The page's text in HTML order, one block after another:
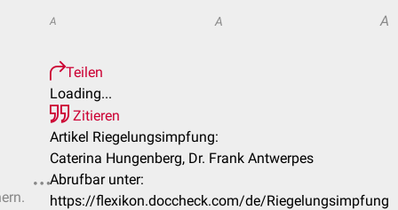
A A A
Teilen
Loading...
Zitieren
Artikel Riegelungsimpfung:
Caterina Hungenberg, Dr. Frank Antwerpes
Abrufbar unter:
https://flexikon.doccheck.com/de/Riegelungsimpfung